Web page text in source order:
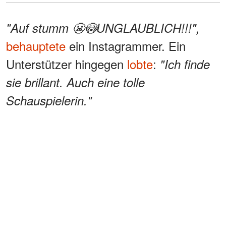
"Auf stumm 😬😳UNGLAUBLICH!!!",
behauptete ein Instagrammer. Ein
Unterstützer hingegen lobte: "Ich finde
sie brillant. Auch eine tolle
Schauspielerin."